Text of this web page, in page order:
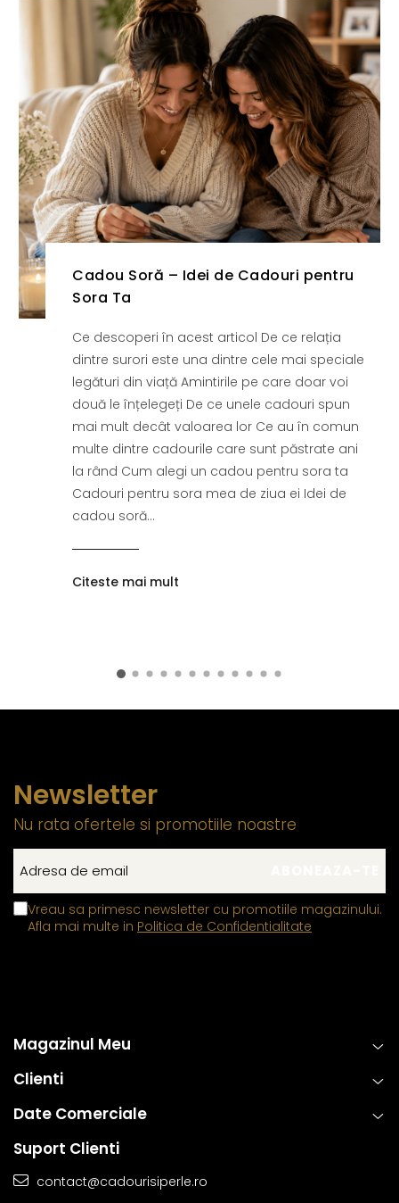
Cadou Soră – Idei de Cadouri pentru
Sora Ta
Ce descoperi în acest articol De ce relația
dintre surori este una dintre cele mai speciale
legături din viață Amintirile pe care doar voi
două le înțelegeți De ce unele cadouri spun
mai mult decât valoarea lor Ce au în comun
multe dintre cadourile care sunt păstrate ani
la rând Cum alegi un cadou pentru sora ta
Cadouri pentru sora mea de ziua ei Idei de
cadou soră...
Citeste mai mult
Newsletter
Nu rata ofertele si promotiile noastre
Vreau sa primesc newsletter cu promotiile magazinului.
Afla mai multe in Politica de Confidentialitate
Magazinul Meu
Clienti
Date Comerciale
Suport Clienti
contact@cadourisiperle.ro